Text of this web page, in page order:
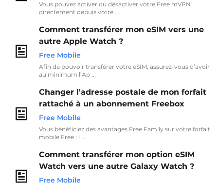
Vous pouvez activer ou désactiver votre Free mVPN
directement depuis votre ...
Comment transférer mon eSIM vers une
autre Apple Watch ?
Free Mobile
Afin de pouvoir transférer votre eSIM, assurez-vous d’avoir
au minimum l’Ap ...
Changer l'adresse postale de mon forfait
rattaché à un abonnement Freebox
Free Mobile
Vous bénéficiez des avantages Free Family sur votre forfait
mobile Free : l ...
Comment transférer mon option eSIM
Watch vers une autre Galaxy Watch ?
Free Mobile